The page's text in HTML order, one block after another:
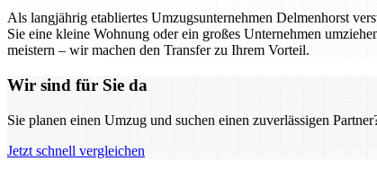
Als langjährig etabliertes Umzugsunternehmen Delmenhorst
Sie eine kleine Wohnung oder ein großes Unternehmen
meistern – wir machen den Transfer zu Ihrem Vorteil.
Wir sind für Sie da
Sie planen einen Umzug und suchen einen zuverlässigen
Jetzt schnell vergleichen